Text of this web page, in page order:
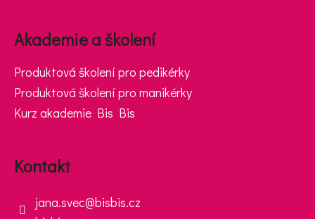
Akademie a školení
Produktová školení pro pedikérky
Produktová školení pro manikérky
Kurz akademie Bis Bis
Kontakt
jana.svec@bisbis.cz